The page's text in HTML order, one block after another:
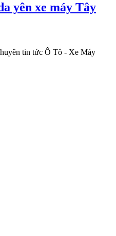
yên xe máy Tây
tin tức Ô Tô - Xe Máy